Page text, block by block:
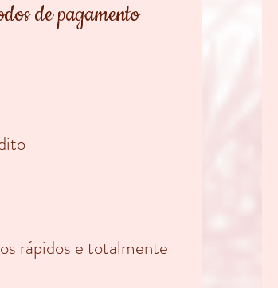
de pagamento
rápidos e totalmente